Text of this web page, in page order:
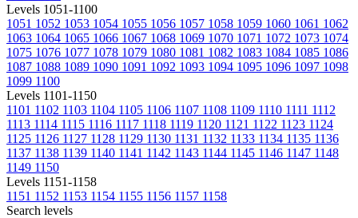
Levels 1051-1100
1051 1052 1053 1054 1055 1056 1057 1058 1059 1060 1061 1062
1063 1064 1065 1066 1067 1068 1069 1070 1071 1072 1073 1074
1075 1076 1077 1078 1079 1080 1081 1082 1083 1084 1085 1086
1087 1088 1089 1090 1091 1092 1093 1094 1095 1096 1097 1098
1099 1100
Levels 1101-1150
1101 1102 1103 1104 1105 1106 1107 1108 1109 1110 1111 1112
1113 1114 1115 1116 1117 1118 1119 1120 1121 1122 1123 1124
1125 1126 1127 1128 1129 1130 1131 1132 1133 1134 1135 1136
1137 1138 1139 1140 1141 1142 1143 1144 1145 1146 1147 1148
1149 1150
Levels 1151-1158
1151 1152 1153 1154 1155 1156 1157 1158
Search levels